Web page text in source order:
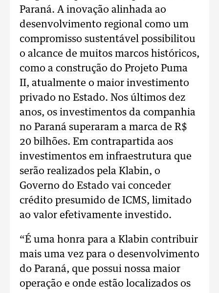
Paraná. A inovação alinhada ao
desenvolvimento regional como um
compromisso sustentável possibilitou
o alcance de muitos marcos históricos,
como a construção do Projeto Puma
II, atualmente o maior investimento
privado no Estado. Nos últimos dez
anos, os investimentos da companhia
no Paraná superaram a marca de R$
20 bilhões. Em contrapartida aos
investimentos em infraestrutura que
serão realizados pela Klabin, o
Governo do Estado vai conceder
crédito presumido de ICMS, limitado
ao valor efetivamente investido.
“É uma honra para a Klabin contribuir
mais uma vez para o desenvolvimento
do Paraná, que possui nossa maior
operação e onde estão localizados os